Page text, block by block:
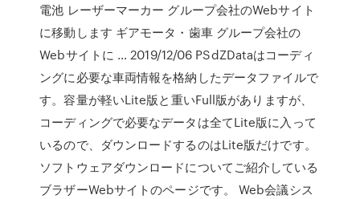
電池 レーザーマーカー グループ会社のWebサイト
に移動します ギアモータ・歯車 グループ会社の
Webサイトに … 2019/12/06 PSdZDataはコーディ
ングに必要な車両情報を格納したデータファイルで
す。容量が軽いLite版と重いFull版がありますが、
コーディングで必要なデータは全てLite版に入って
いるので、ダウンロードするのはLite版だけです。
ソフトウェアダウンロードについてご紹介している
ブラザーWebサイトのページです。 Web会議シス